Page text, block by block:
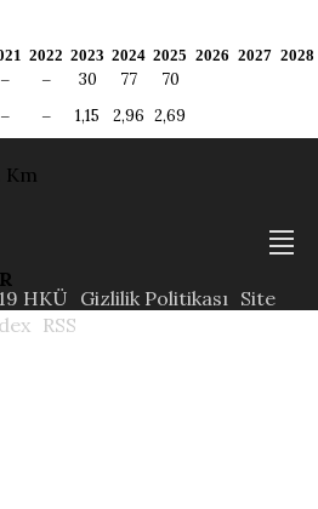
2022 2023 2024 2025 2026 2027 2028
– – 30 77 70
– – 1,15 2,96 2,69
Km
HKÜ
Gizlilik Politikası Site
RSS